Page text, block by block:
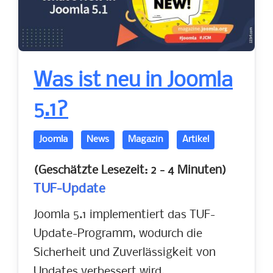
Was ist neu in Joomla
5.1?
Joomla News Magazin Artikel
(Geschätzte Lesezeit: 2 - 4 Minuten)
TUF-Update
Joomla 5.1 implementiert das TUF-
Update-Programm, wodurch die
Sicherheit und Zuverlässigkeit von